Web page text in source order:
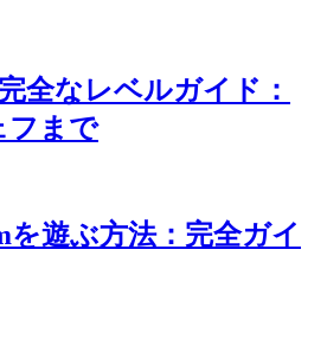
全なレベルガイド：
フまで
を遊ぶ方法：完全ガイ